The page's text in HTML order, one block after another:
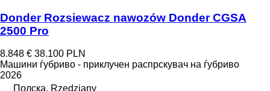
Donder Rozsiewacz nawozów Donder CGSA
2500 Pro
8.848 € 38.100 PLN
Машини ѓубриво - приклучен распрскувач на ѓубриво
2026
Полска, Rzędziany